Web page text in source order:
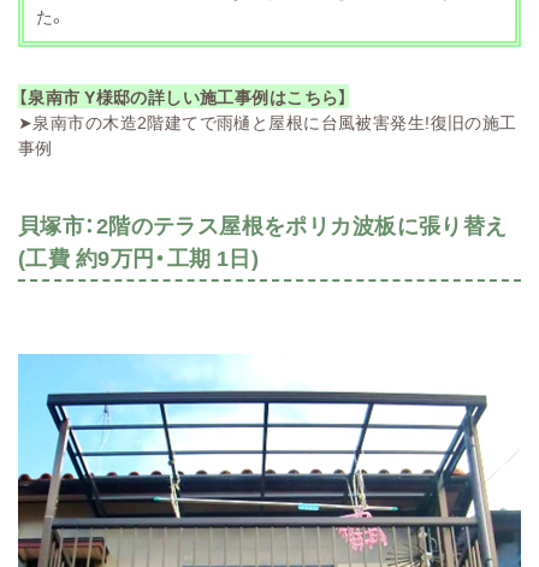
た。
【泉南市 Y様邸の詳しい施工事例はこちら】
➤泉南市の木造2階建てで雨樋と屋根に台風被害発生!復旧の施工
事例
貝塚市：2階のテラス屋根をポリカ波板に張り替え
(工費 約9万円・工期 1日)